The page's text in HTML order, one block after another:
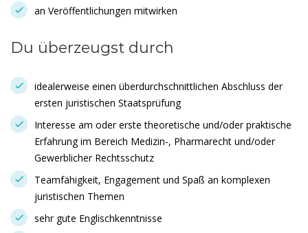
an Veröffentlichungen mitwirken
Du überzeugst durch
idealerweise einen überdurchschnittlichen Abschluss der
ersten juristischen Staatsprüfung
Interesse am oder erste theoretische und/oder praktische
Erfahrung im Bereich Medizin-, Pharmarecht und/oder
Gewerblicher Rechtsschutz
Teamfähigkeit, Engagement und Spaß an komplexen
juristischen Themen
sehr gute Englischkenntnisse